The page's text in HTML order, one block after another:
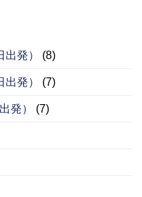
発） (8)
発） (7)
発） (7)